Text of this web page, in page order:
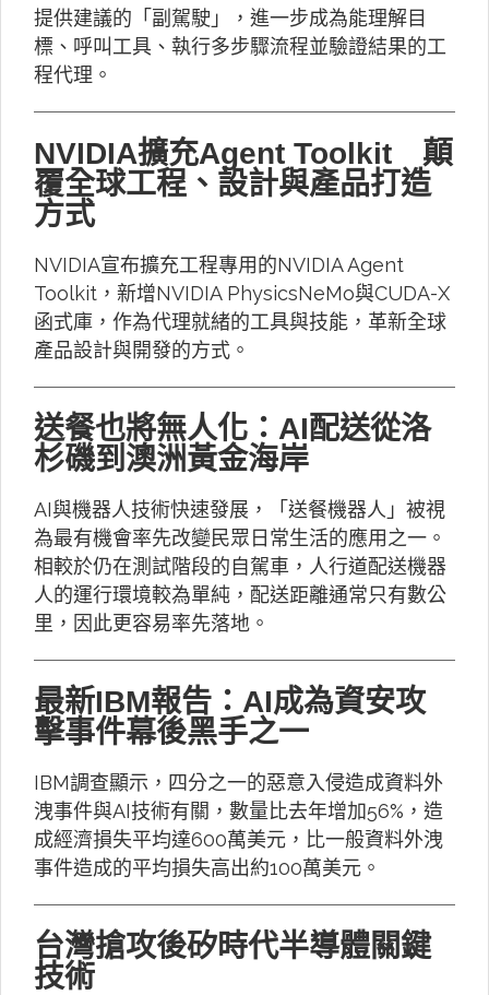
提供建議的「副駕駛」，進一步成為能理解目
標、呼叫工具、執行多步驟流程並驗證結果的工
程代理。
NVIDIA擴充Agent Toolkit 顛
覆全球工程、設計與產品打造
方式
NVIDIA宣布擴充工程專用的NVIDIA Agent
Toolkit，新增NVIDIA PhysicsNeMo與CUDA-X
函式庫，作為代理就緒的工具與技能，革新全球
產品設計與開發的方式。
送餐也將無人化：AI配送從洛
杉磯到澳洲黃金海岸
AI與機器人技術快速發展，「送餐機器人」被視
為最有機會率先改變民眾日常生活的應用之一。
相較於仍在測試階段的自駕車，人行道配送機器
人的運行環境較為單純，配送距離通常只有數公
里，因此更容易率先落地。
最新IBM報告：AI成為資安攻
擊事件幕後黑手之一
IBM調查顯示，四分之一的惡意入侵造成資料外
洩事件與AI技術有關，數量比去年增加56%，造
成經濟損失平均達600萬美元，比一般資料外洩
事件造成的平均損失高出約100萬美元。
台灣搶攻後矽時代半導體關鍵
技術